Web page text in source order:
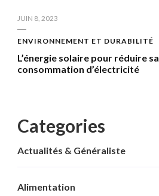
JUIN 8, 2023
ENVIRONNEMENT ET DURABILITÉ
L’énergie solaire pour réduire sa
consommation d’électricité
Categories
Actualités & Généraliste
Alimentation